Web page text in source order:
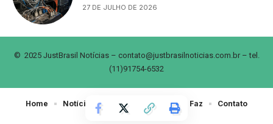
27 DE JULHO DE 2026
© 2025 JustBrasil Notícias – contato@justbrasilnoticias.com.br– tel.
(11)91754-6532
Home Notícias Sobre Nós Quem Faz Contato